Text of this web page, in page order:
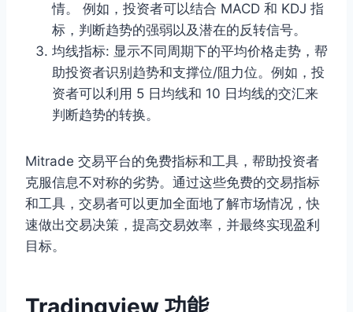
情。 例如，投资者可以结合 MACD 和 KDJ 指
标，判断趋势的强弱以及潜在的反转信号。
均线指标: 显示不同周期下的平均价格走势，帮
助投资者识别趋势和支撑位/阻力位。例如，投
资者可以利用 5 日均线和 10 日均线的交汇来
判断趋势的转换。
Mitrade 交易平台的免费指标和工具，帮助投资者
克服信息不对称的劣势。通过这些免费的交易指标
和工具，交易者可以更加全面地了解市场情况，快
速做出交易决策，提高交易效率，并最终实现盈利
目标。